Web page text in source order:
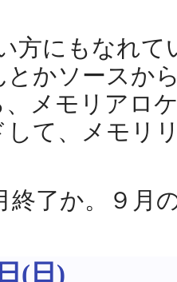
方にもなれ
とかソースか
メモリアロ
て、メモリ
終了か。９月
(日)